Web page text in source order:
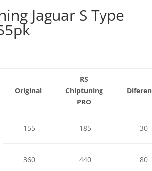
Jaguar S Type
Original
RS
Chiptuning
PRO
155 185 30
360 440 80